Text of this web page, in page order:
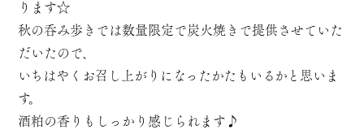
ります☆
秋の呑み歩きでは数量限定で炭火焼きで提供させていた
だいたので、
いちはやくお召し上がりになったかたもいるかと思いま
す。
酒粕の香りもしっかり感じられます♪